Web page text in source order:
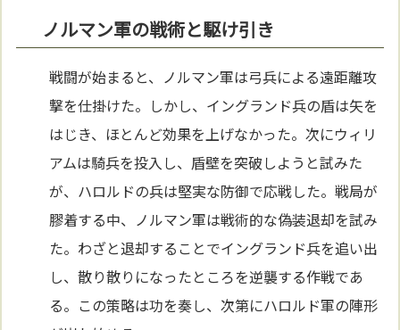
ノルマン軍の戦術と駆け引き
戦闘が始まると、ノルマン軍は弓兵による遠距離攻
撃を仕掛けた。しかし、イングランド兵の盾は矢を
はじき、ほとんど効果を上げなかった。次にウィリ
アムは騎兵を投入し、盾壁を突破しようと試みた
が、ハロルドの兵は堅実な防御で応戦した。戦局が
膠着する中、ノルマン軍は戦術的な偽装退却を試み
た。わざと退却することでイングランド兵を追い出
し、散り散りになったところを逆襲する作戦であ
る。この策略は功を奏し、次第にハロルド軍の陣形